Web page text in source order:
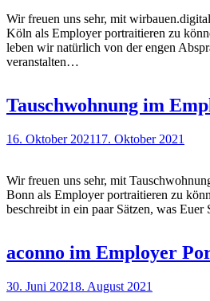
Wir freuen uns sehr, mit
Köln als Employer portraitieren zu
leben wir natürlich von der engen
veranstalten…
Tauschwohnung im
16. Oktober 202117. Oktober 2021
Wir freuen uns sehr, mit
Bonn als Employer portraitieren zu
beschreibt in ein paar Sätzen, was
aconno im Employer
30. Juni 20218. August 2021